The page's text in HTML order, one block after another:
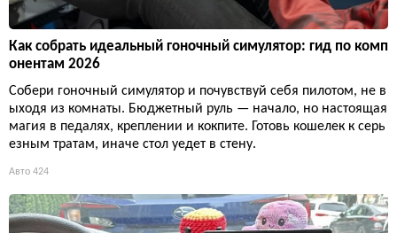
Как собрать идеальный гоночный симулятор: гид по комп
онентам 2026
Собери гоночный симулятор и почувствуй себя пилотом, не в
ыходя из комнаты. Бюджетный руль — начало, но настоящая
магия в педалях, креплении и кокпите. Готовь кошелек к серь
езным тратам, иначе стол уедет в стену.
Авто 424